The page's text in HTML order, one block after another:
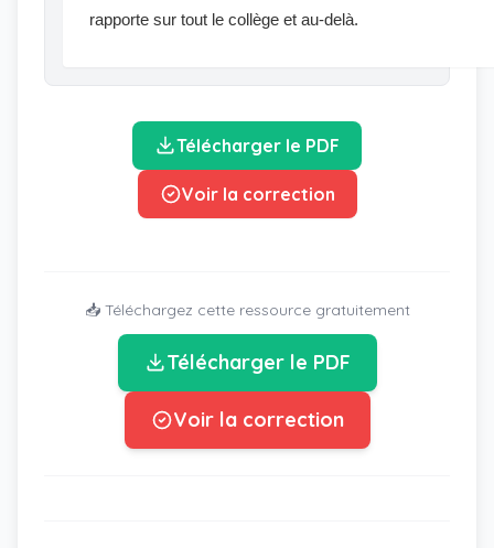
rapporte sur tout le collège et au-delà.
Télécharger le PDF
Voir la correction
📥 Téléchargez cette ressource gratuitement
Télécharger le PDF
Voir la correction